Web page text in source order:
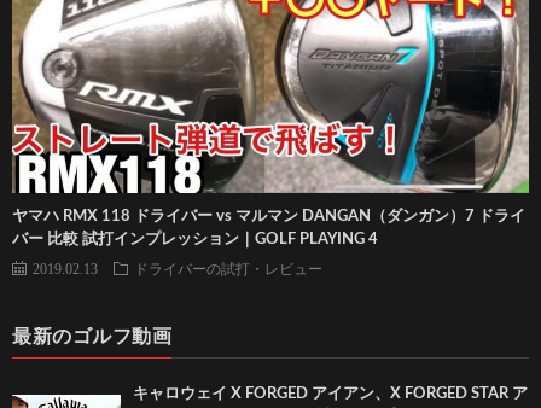
ヤマハ RMX 118 ドライバー vs マルマン DANGAN（ダンガン）7 ドライ
バー 比較 試打インプレッション｜GOLF PLAYING 4
2019.02.13 ドライバーの試打・レビュー
最新のゴルフ動画
キャロウェイ X FORGED アイアン、X FORGED STAR ア